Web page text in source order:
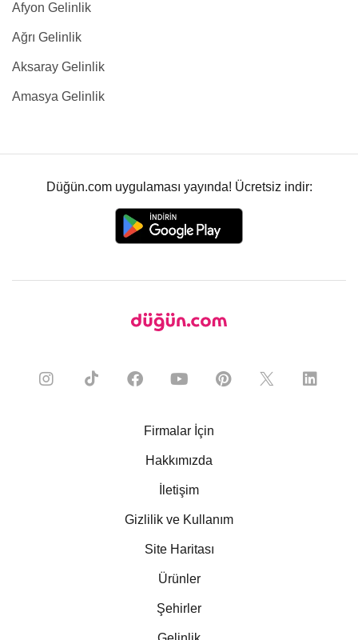
Afyon Gelinlik
Ağrı Gelinlik
Aksaray Gelinlik
Amasya Gelinlik
Düğün.com uygulaması yayında! Ücretsiz indir:
Firmalar İçin
Hakkımızda
İletişim
Gizlilik ve Kullanım
Site Haritası
Ürünler
Şehirler